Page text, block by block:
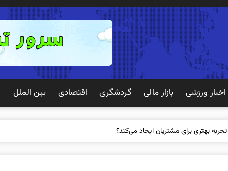
اخبار ورزشی بازار مالی گردشگری اقتصادی بین الملل